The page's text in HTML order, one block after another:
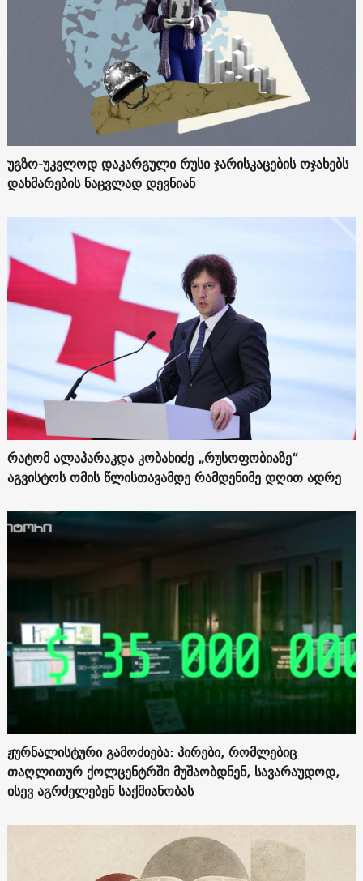
უგზო-უკვლოდ დაკარგული რუსი ჯარისკაცების ოჯახებს
დახმარების ნაცვლად დევნიან
რატომ ალაპარაკდა კობახიძე „რუსოფობიაზე“
აგვისტოს ომის წლისთავამდე რამდენიმე დღით ადრე
ჟურნალისტური გამოძიება: პირები, რომლებიც
თაღლითურ ქოლცენტრში მუშაობდნენ, სავარაუდოდ,
ისევ აგრძელებენ საქმიანობას